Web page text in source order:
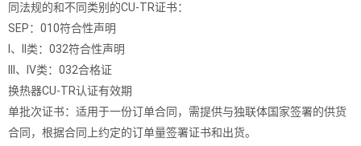
同法规的和不同类别的CU-TR证书：
SEP：010符合性声明
I、II类：032符合性声明
III、IV类：032合格证
换热器CU-TR认证有效期
单批次证书：适用于一份订单合同，需提供与独联体国家签署的供货
合同，根据合同上约定的订单量签署证书和出货。